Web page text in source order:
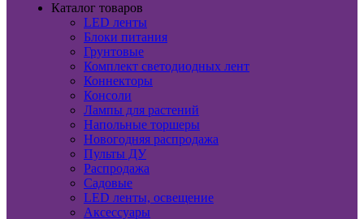
Каталог товаров
LED ленты
Блоки питания
Грунтовые
Комплект светодиодных лент
Коннекторы
Консоли
Лампы для растений
Напольные торшеры
Новогодняя распродажа
Пульты ДУ
Распродажа
Садовые
LED ленты, освещение
Аксессуары